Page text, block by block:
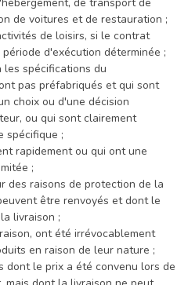
de voitures et de restauration ;
de loisirs, si le contrat
d'exécution déterminée ;
spécifications du
pas préfabriqués et qui sont
choix ou d'une décision
ou qui sont clairement
spécifique ;
rapidement ou qui ont une
;
des raisons de protection de la
être renvoyés et dont le
livraison ;
ont été irrévocablement
en raison de leur nature ;
dont le prix a été convenu lors de